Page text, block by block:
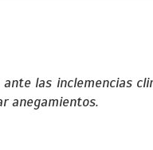
las inclemencias
anegamientos.